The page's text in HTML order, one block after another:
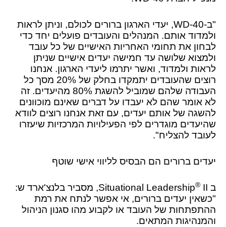
"ב-WD-40, יעדי הארגון ברורים לכולם, וניתן לראות
ולמדוד אותם. המנהלים והעובדים פועלים יחד כדי
לבחון את תחומי האחריות האישיים של כל עובד
ולמצוא שלושה עד חמישה יעדים אישיים שניתן
לראות ולמדוד, ואשר יתרמו ליעדי הארגון. אנחנו
רוצים שהעובדים יתמקדו בחלק של 20% מסך כל
העבודה שלהם שמוביל להשגת 80% מהיעדים. זה
לא אומר שהם לא יעבדו על דברים שאינם מוכוונים
להשגה של אותם יעדים, עם זאת אנחנו רוצים לוודא
שהיעדים מוגדרים לפי הפעילויות המרכזיות שיעזרו
לעובד להצליח".
יעדים ברורים הם הבסיס לליווי אישי שוטף
ב Situational Leadership ®
II, מסביר בלנצ'ארד ש:
"כשאין יעדים ברורים, אי אפשר לנתח את רמת
ההתפתחות של העובד או לקבוע מהו סגנון הניהול
והמנהיגות המתאים.